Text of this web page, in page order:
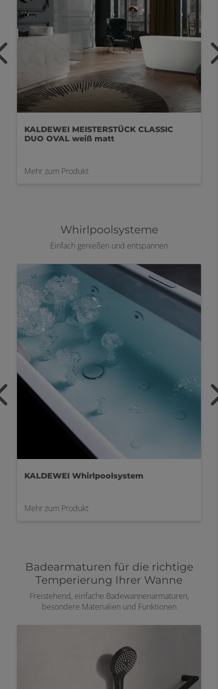
KALDEWEI freistehende Wanne Oyo
Duo
Mehr zum Produkt
Whirlpoolsysteme
Einfach genießen und entspannen
KALDEWEI Whirlpoolsystem
Mehr zum Produkt
Badearmaturen für die richtige
Temperierung Ihrer Wanne
Freistehend, einfache Badewannenarmaturen,
besondere Materialien und Funktionen